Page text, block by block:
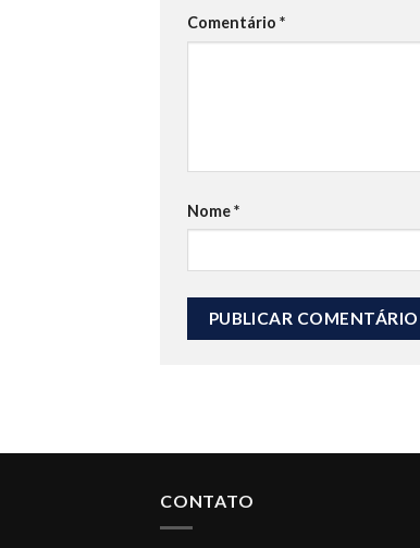
Comentário *
Nome*
CONTATO